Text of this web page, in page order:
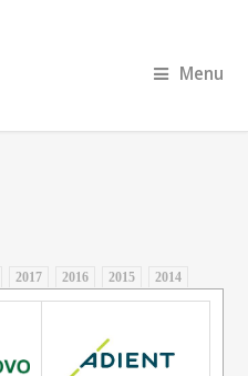
Menu
2017 2016 2015 2014